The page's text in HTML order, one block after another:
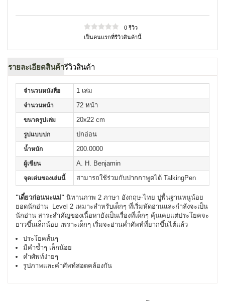
0 รีวิว
เป็นคนแรกที่รีวิวสินค้านี้
รายละเอียดสินค้ารีวิวสินค้า
จำนวนหนังสือ 1 เล่ม
จำนวนหน้า 72 หน้า
ขนาดรูปเล่ม 20x22 cm
รูปแบบปก ปกอ่อน
น้ำหนัก 200.0000
ผู้เขียน A. H. Benjamin
จุดเด่นของเล่มนี้ สามารถใช้ร่วมกับปากกาพูดได้ TalkingPen
"เดี๋ยวก่อนนะแม่" นิทานภาพ 2 ภาษา อังกฤษ-ไทย ปูพื้นฐานหนูน้อย
ยอดนักอ่าน Level 2 เหมาะสำหรับเด็กๆ ที่เริ่มหัดอ่านและกำลังจะเป็น
นักอ่าน สาระสำคัญของเนื้อหายังเป็นเรื่องที่เด็กๆ คุ้นเคยแต่ประโยคจะ
ยาวขึ้นเล็กน้อย เพราะเด็กๆ เริ่มจะอ่านค่ำศัพท์ที่ยากขึ้นไต้แล้ว
ประโยคสั้นๆ
มีคำซ้ำๆ เล็กน้อย
คำศัพท์ง่ายๆ
รูปภาพและคำศัพท์สอดคล้องกัน